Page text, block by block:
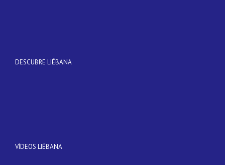
DESCUBRE LIÉBANA
VÍDEOS LIÉBANA